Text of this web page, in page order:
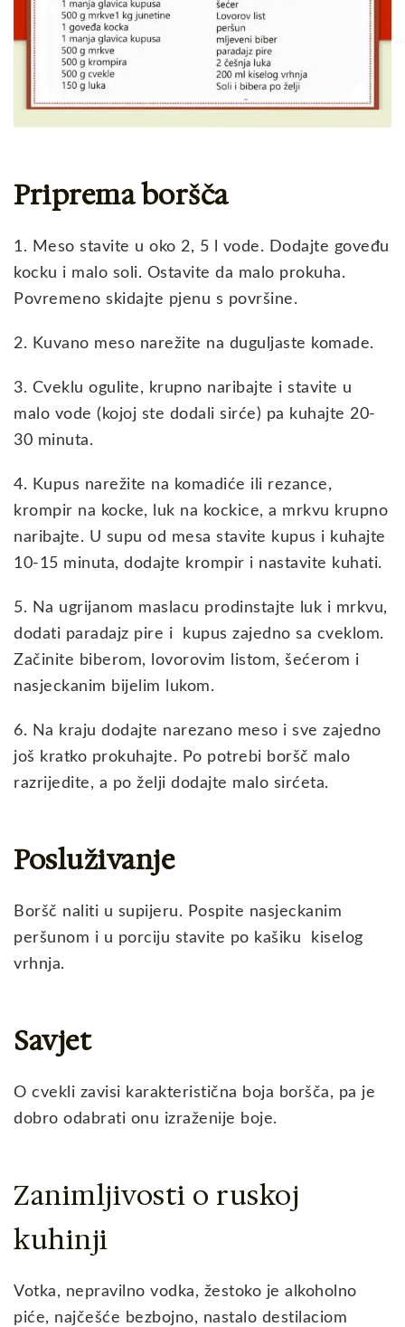
Priprema boršča
1. Meso stavite u oko 2, 5 l vode. Dodajte goveđu
kocku i malo soli. Ostavite da malo prokuha.
Povremeno skidajte pjenu s površine.
2. Kuvano meso narežite na duguljaste komade.
3. Cveklu ogulite, krupno naribajte i stavite u
malo vode (kojoj ste dodali sirće) pa kuhajte 20-
30 minuta.
4. Kupus narežite na komadiće ili rezance,
krompir na kocke, luk na kockice, a mrkvu krupno
naribajte. U supu od mesa stavite kupus i kuhajte
10-15 minuta, dodajte krompir i nastavite kuhati.
5. Na ugrijanom maslacu prodinstajte luk i mrkvu,
dodati paradajz pire i kupus zajedno sa cveklom.
Začinite biberom, lovorovim listom, šećerom i
nasjeckanim bijelim lukom.
6. Na kraju dodajte narezano meso i sve zajedno
još kratko prokuhajte. Po potrebi boršč malo
razrijedite, a po želji dodajte malo sirćeta.
Posluživanje
Boršč naliti u supijeru. Pospite nasjeckanim
peršunom i u porciju stavite po kašiku kiselog
vrhnja.
Savjet
O cvekli zavisi karakteristična boja boršča, pa je
dobro odabrati onu izraženije boje.
Zanimljivosti o ruskoj
kuhinji
Votka, nepravilno vodka, žestoko je alkoholno
piće, najčešće bezbojno, nastalo destilaciom